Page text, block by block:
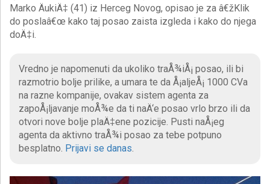
Marko ÄukiÄ‡ (41) iz Herceg Novog, opisao je za â€žKlik
do poslaâ€œ kako taj posao zaista izgleda i kako do njega
doÄ‡i.
Vredno je napomenuti da ukoliko traÅ¾iÅ¡ posao, ili bi
razmotrio bolje prilike, a umara te da Å¡aljeÅ¡ 1000 CVa
na razne kompanije, ovakav sistem agenta za
zapoÅ¡ljavanje moÅ¾e da ti naÄ‘e posao vrlo brzo ili da
otvori nove bolje plaÄ‡ene pozicije. Pusti naÅ¡eg
agenta da aktivno traÅ¾i posao za tebe potpuno
besplatno. Prijavi se danas.